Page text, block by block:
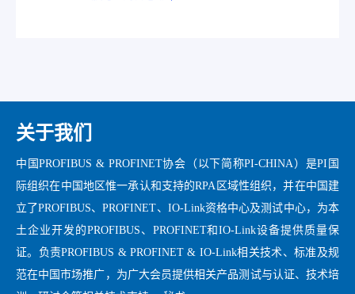
关于我们
中国PROFIBUS & PROFINET协会（以下简称PI-CHINA）是PI国
际组织在中国地区惟一承认和支持的RPA区域性组织，并在中国建
立了PROFIBUS、PROFINET、IO-Link资格中心及测试中心，为本
土企业开发的PROFIBUS、PROFINET和IO-Link设备提供质量保
证。负责PROFIBUS & PROFINET & IO-Link相关技术、标准及规
范在中国市场推广，为广大会员提供相关产品测试与认证、技术培